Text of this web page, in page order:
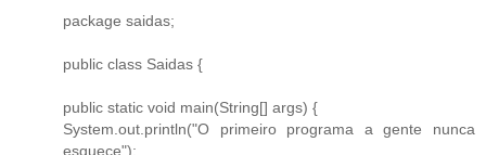
package saidas;
public class Saidas {
public static void main(String[] args) {
System.out.println("O primeiro programa a gente nunca
esquece");